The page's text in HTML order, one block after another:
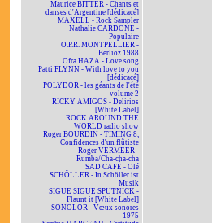
Maurice BITTER - Chants et
danses d'Argentine [dédicacé]
MAXELL - Rock Sampler
Nathalie CARDONE -
Populaire
O.P.R. MONTPELLIER -
Berlioz 1988
Ofra HAZA - Love song
Patti FLYNN - With love to you
[dédicacé]
POLYDOR - les géants de l'été
volume 2
RICKY AMIGOS - Delirios
[White Label]
ROCK AROUND THE
WORLD radio show
Roger BOURDIN - TIMING 8,
Confidences d'un flûtiste
Roger VERMEER -
Rumba/Cha-cha-cha
SAD CAFÉ - Olé
SCHÖLLER - In Schöller ist
Musik
SIGUE SIGUE SPUTNICK -
Flaunt it [White Label]
SONOLOR - Vœux sonores
1975